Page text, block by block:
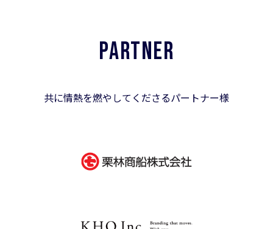
PARTNER
共に情熱を燃やしてくださるパートナー様